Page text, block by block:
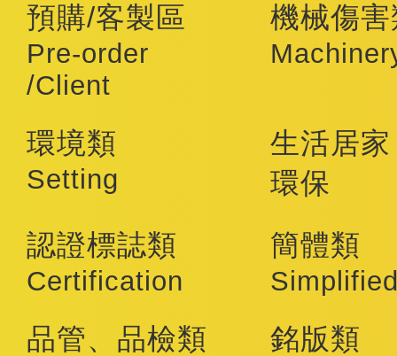
預購/客製區
Pre-order
/Client
機械傷
環境類
Setting
生活居
環保
認證標誌類
Certification
簡體類
品管、品檢類 銘版類